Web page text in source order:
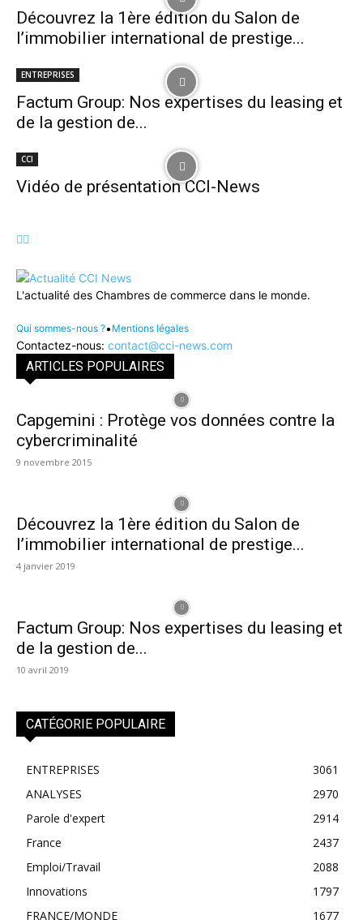
Découvrez la 1ère édition du Salon de
l’immobilier international de prestige...
ENTREPRISES
Factum Group: Nos expertises du leasing et
de la gestion de...
CCI
Vidéo de présentation CCI-News
L'actualité des Chambres de commerce dans le monde.
Qui sommes-nous ?• Mentions légales
Contactez-nous: contact@cci-news.com
ARTICLES POPULAIRES
Capgemini : Protège vos données contre la
cybercriminalité
9 novembre 2015
Découvrez la 1ère édition du Salon de
l’immobilier international de prestige...
4 janvier 2019
Factum Group: Nos expertises du leasing et
de la gestion de...
10 avril 2019
CATÉGORIE POPULAIRE
ENTREPRISES
3061
ANALYSES
2970
Parole d'expert
2914
France
2437
Emploi/Travail
2088
Innovations
1797
FRANCE/MONDE
1677